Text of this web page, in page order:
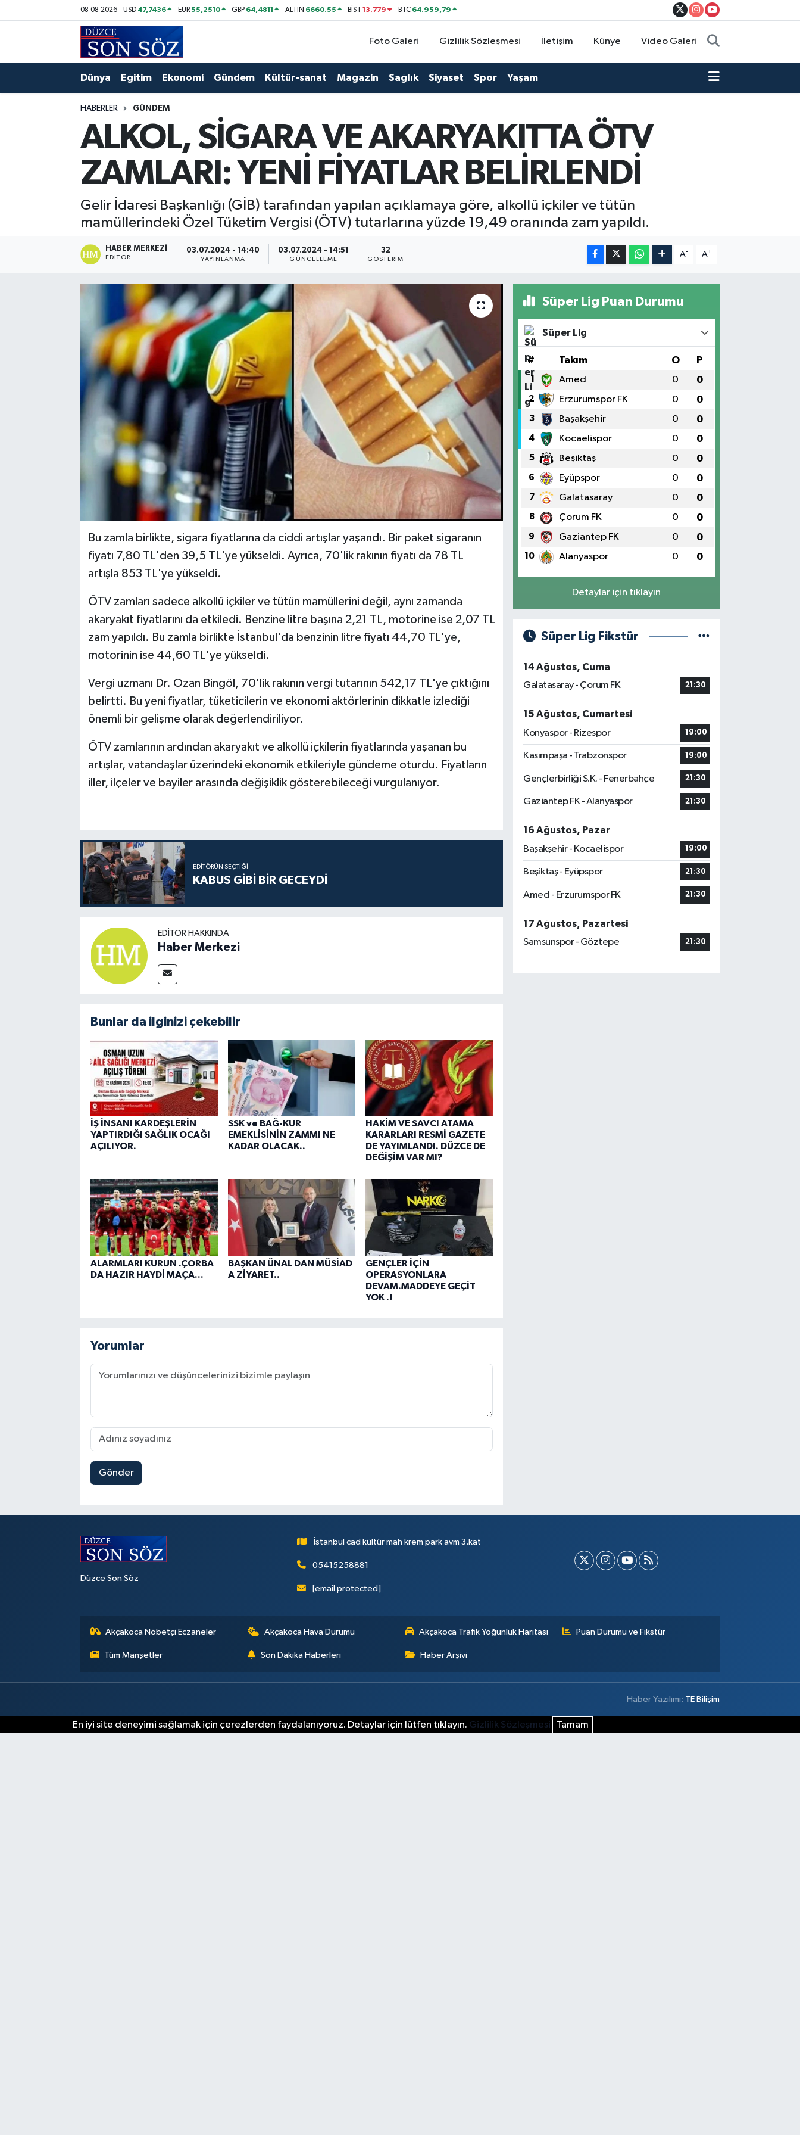
08-08-2026 USD 47,7436 EUR55,2510 GBP 64,4811 ALTIN 6660.55 BİST13.779 BTC 64.959,79
Foto Galeri Gizlilik Sözleşmesi İletişim Künye Video Galeri
Dünya Eğitim Ekonomi Gündem Kültür-sanat Magazin Sağlık Siyaset Spor Yaşam
HABERLER GÜNDEM
ALKOL, SİGARA VE AKARYAKITTA ÖTV
ZAMLARI: YENİ FİYATLAR BELİRLENDİ
Gelir İdaresi Başkanlığı (GİB) tarafından yapılan açıklamaya göre, alkollü içkiler ve tütün
mamüllerindeki Özel Tüketim Vergisi (ÖTV) tutarlarına yüzde 19,49 oranında zam yapıldı.
HABER MERKEZI
EDITÖR
03.07.2024 - 14:40
YAYINLANMA
03.07.2024 - 14:51
GÜNCELLEME
32
GÖSTERIM
A- A+
Bu zamla birlikte, sigara fiyatlarına da ciddi artışlar yaşandı. Bir paket sigaranın
fiyatı 7,80 TL'den 39,5 TL'ye yükseldi. Ayrıca, 70'lik rakının fiyatı da 78 TL
artışla 853 TL'ye yükseldi.
ÖTV zamları sadece alkollü içkiler ve tütün mamüllerini değil, aynı zamanda
akaryakıt fiyatlarını da etkiledi. Benzine litre başına 2,21 TL, motorine ise 2,07 TL
zam yapıldı. Bu zamla birlikte İstanbul'da benzinin litre fiyatı 44,70 TL'ye,
motorinin ise 44,60 TL'ye yükseldi.
Vergi uzmanı Dr. Ozan Bingöl, 70'lik rakının vergi tutarının 542,17 TL'ye çıktığını
belirtti. Bu yeni fiyatlar, tüketicilerin ve ekonomi aktörlerinin dikkatle izlediği
önemli bir gelişme olarak değerlendiriliyor.
ÖTV zamlarının ardından akaryakıt ve alkollü içkilerin fiyatlarında yaşanan bu
artışlar, vatandaşlar üzerindeki ekonomik etkileriyle gündeme oturdu. Fiyatların
iller, ilçeler ve bayiler arasında değişiklik gösterebileceği vurgulanıyor.
EDITÖRÜN SEÇTIĞI
KABUS GİBİ BİR GECEYDİ
EDITÖR HAKKINDA
Haber Merkezi
Bunlar da ilginizi çekebilir
İŞ İNSANI KARDEŞLERİN
YAPTIRDIĞI SAĞLIK OCAĞI
AÇILIYOR.
SSK ve BAĞ-KUR
EMEKLİSİNİN ZAMMI NE
KADAR OLACAK..
HAKİM VE SAVCI ATAMA
KARARLARI RESMİ GAZETE
DE YAYIMLANDI. DÜZCE DE
DEĞİŞİM VAR MI?
ALARMLARI KURUN .ÇORBA
DA HAZIR HAYDİ MAÇA...
BAŞKAN ÜNAL DAN MÜSİAD
A ZİYARET..
GENÇLER İÇİN
OPERASYONLARA
DEVAM.MADDEYE GEÇİT
YOK .!
Yorumlar
Gönder
Süper Lig Puan Durumu
Süper Lig
# Takım O P
1 Amed 0 0
2 Erzurumspor FK 0 0
3 Başakşehir 0 0
4 Kocaelispor 0 0
5 Beşiktaş 0 0
6 Eyüpspor 0 0
7 Galatasaray 0 0
8 Çorum FK 0 0
9 Gaziantep FK 0 0
10 Alanyaspor 0 0
Detaylar için tıklayın
Süper Lig Fikstür
14 Ağustos, Cuma
Galatasaray - Çorum FK
21:30
15 Ağustos, Cumartesi
Konyaspor - Rizespor
19:00
Kasımpaşa - Trabzonspor 19:00
Gençlerbirliği S.K. - Fenerbahçe 21:30
Gaziantep FK - Alanyaspor 21:30
16 Ağustos, Pazar
Başakşehir - Kocaelispor
19:00
Beşiktaş - Eyüpspor 21:30
Amed - Erzurumspor FK 21:30
17 Ağustos, Pazartesi
Samsunspor - Göztepe
21:30
Düzce Son Söz
İstanbul cad kültür mah krem park avm 3.kat
05415258881
[email protected]
Akçakoca Nöbetçi Eczaneler Akçakoca Hava Durumu Akçakoca Trafik Yoğunluk Haritası Puan Durumu ve Fikstür
Tüm Manşetler Son Dakika Haberleri Haber Arşivi
Haber Yazılımı: TE Bilişim
En iyi site deneyimi sağlamak için çerezlerden faydalanıyoruz. Detaylar için lütfen tıklayın. Gizlilik Sözleşmesi Tamam
Gizlilik Sözleşmesi
Video Galeri
Akçakoca Nöbetçi Eczaneler
Akçakoca Hava Durumu
Akçakoca Trafik Yoğunluk Haritası
Süper Lig Puan Durumu ve Fikstür
Tüm Manşetler
Son Dakika Haberleri
Haber Arşivi